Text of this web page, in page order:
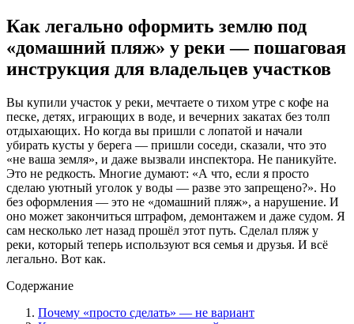
Как легально оформить землю под
«домашний пляж» у реки — пошаговая
инструкция для владельцев участков
Вы купили участок у реки, мечтаете о тихом утре с кофе на
песке, детях, играющих в воде, и вечерних закатах без толп
отдыхающих. Но когда вы пришли с лопатой и начали
убирать кусты у берега — пришли соседи, сказали, что это
«не ваша земля», и даже вызвали инспектора. Не паникуйте.
Это не редкость. Многие думают: «А что, если я просто
сделаю уютный уголок у воды — разве это запрещено?». Но
без оформления — это не «домашний пляж», а нарушение. И
оно может закончиться штрафом, демонтажем и даже судом. Я
сам несколько лет назад прошёл этот путь. Сделал пляж у
реки, который теперь используют вся семья и друзья. И всё
легально. Вот как.
Содержание
Почему «просто сделать» — не вариант